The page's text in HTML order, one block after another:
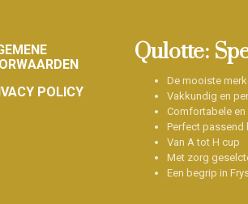
POLICY
Qulotte:
De mooiste
Vakkundig en
Comfortabele en
Perfect passend
Van A tot H cup
Met zorg
Een begrip in